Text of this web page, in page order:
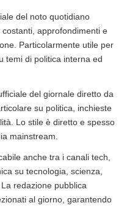
del noto quotidiano
approfondimenti e
Particolarmente utile per
temi di politica interna ed
del giornale diretto da
su politica, inchieste
Lo stile è diretto e spesso
mainstream.
anche tra i canali tech,
su tecnologia, scienza,
redazione pubblica
al giorno, garantendo